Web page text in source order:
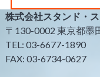
株式会社スタンド・
〒130-0002 東京都墨
TEL: 03-6677-1890
FAX: 03-6734-0627